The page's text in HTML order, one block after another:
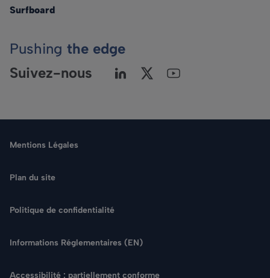
Rechercher
Surfboard
Pushing the edge
Suivez-nous
Mentions Légales
Plan du site
Politique de confidentialité
Informations Réglementaires (EN)
Accessibilité : partiellement conforme